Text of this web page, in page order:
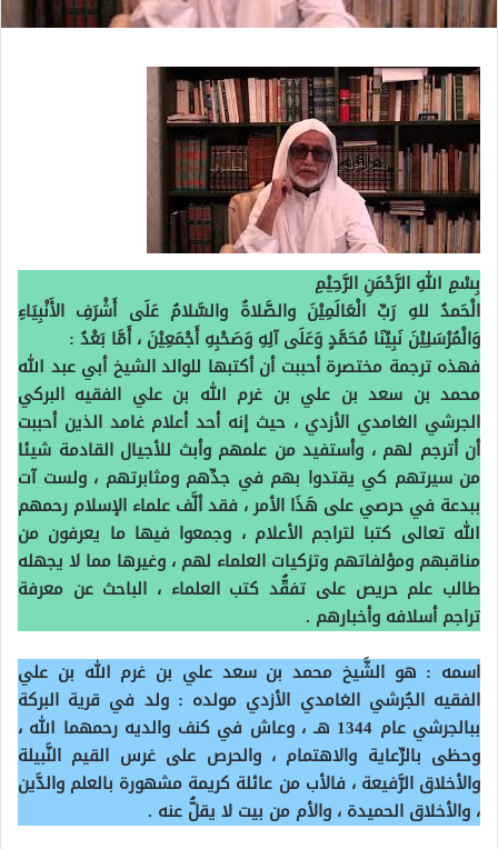
بِسْمِ اللهِ الرَّحْمَنِ الرَّحِيْمِ
الْحَمدُ للهِ رَبِّ الْعَالَمِيْنَ والصَّلاةُ والسَّلامُ عَلَى أَشْرَفِ الأَنْبِيَاءِ
وَالْمُرْسَلِيْنَ نَبِيِّنَا مُحَمَّدٍ وَعَلَى آلِهِ وَصَحْبِهِ أَجْمَعِيْنَ ، أَمَّا بَعْدُ :
فهذه ترجمة مختصرة أحببت أن أكتبها للوالد الشيخ أبي عبد الله
محمد بن سعد بن علي بن غرم الله بن علي الفقيه البركي
الجرشي الغامدي الأزدي ، حيث إنه أحد أعلام غامد الذين أحببت
أن أترجم لهم ، وأستفيد من علمهم وأبث للأجيال القادمة شيئا
من سيرتهم كي يقتدوا بهم في جدِّهم ومثابرتهم ، ولست آت
ببدعة في حرصي على هَذَا الأمر ، فقد ألَّف علماء الإسلام رحمهم
الله تعالى كتبا لتراجم الأعلام ، وجمعوا فيها ما يعرفون من
مناقبهم ومؤلفاتهم وتزكيات العلماء لهم ، وغيرها مما لا يجهله
طالب علم حريص على تفقُّد كتب العلماء ، الباحث عن معرفة
تراجم أسلافه وأخبارهم .
اسمه : هو الشَّيخ محمد بن سعد علي بن غرم الله بن علي
الفقيه الجُرشي الغامدي الأزدي مولده : ولد في قرية البركة
ببالجرشي عام 1344 هـ ، وعاش في كنف والديه رحمهما الله ،
وحظى بالرِّعاية والاهتمام ، والحرص على غرس القيم النَّبيلة
والأخلاق الرَّفيعة ، فالأب من عائلة كريمة مشهورة بالعلم والدَّين
، والأخلاق الحميدة ، والأم من بيت لا يقلُّ عنه .